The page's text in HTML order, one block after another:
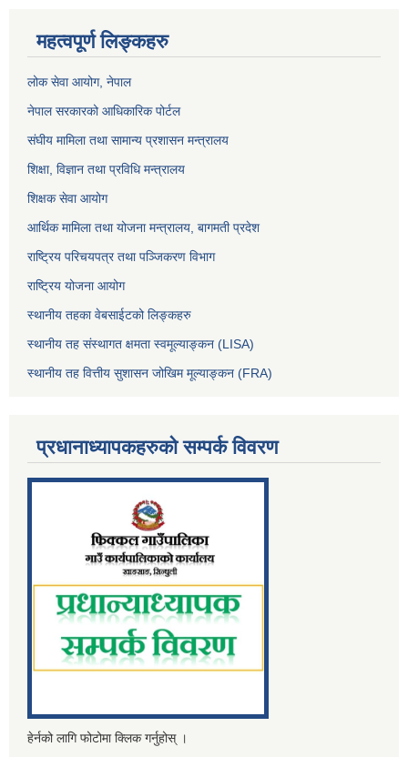
महत्वपूर्ण लिङ्कहरु
लोक सेवा आयोग, नेपाल
नेपाल सरकारको आधिकारिक पोर्टल
संघीय मामिला तथा सामान्य प्रशासन मन्त्रालय
शिक्षा, विज्ञान तथा प्रविधि मन्त्रालय
शिक्षक सेवा आयोग
आर्थिक मामिला तथा योजना मन्त्रालय, बागमती प्रदेश
राष्ट्रिय परिचयपत्र तथा पञ्जिकरण विभाग
राष्ट्रिय योजना आयोग
स्थानीय तहका वेबसाईटको लिङ्कहरु
स्थानीय तह संस्थागत क्षमता स्वमूल्याङ्कन (LISA)
स्थानीय तह वित्तीय सुशासन जोखिम मूल्याङ्कन (FRA)
प्रधानाध्यापकहरुको सम्पर्क विवरण
हेर्नको लागि फोटोमा क्लिक गर्नुहोस् ।